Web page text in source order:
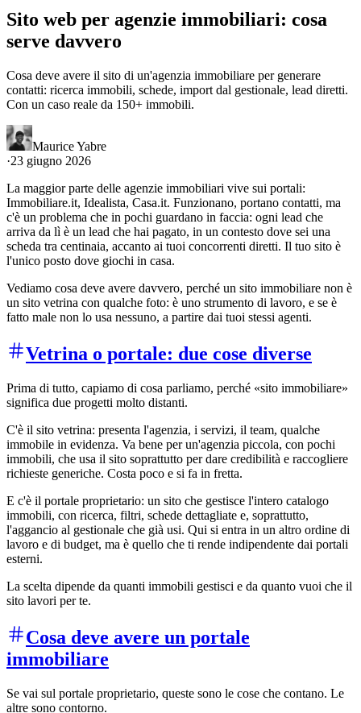
Sito web per agenzie immobiliari: cosa
serve davvero
Cosa deve avere il sito di un'agenzia immobiliare per generare
contatti: ricerca immobili, schede, import dal gestionale, lead diretti.
Con un caso reale da 150+ immobili.
Maurice Yabre
·23 giugno 2026
La maggior parte delle agenzie immobiliari vive sui portali:
Immobiliare.it, Idealista, Casa.it. Funzionano, portano contatti, ma
c'è un problema che in pochi guardano in faccia: ogni lead che
arriva da lì è un lead che hai pagato, in un contesto dove sei una
scheda tra centinaia, accanto ai tuoi concorrenti diretti. Il tuo sito è
l'unico posto dove giochi in casa.
Vediamo cosa deve avere davvero, perché un sito immobiliare non è
un sito vetrina con qualche foto: è uno strumento di lavoro, e se è
fatto male non lo usa nessuno, a partire dai tuoi stessi agenti.
Vetrina o portale: due cose diverse
Prima di tutto, capiamo di cosa parliamo, perché «sito immobiliare»
significa due progetti molto distanti.
C'è il sito vetrina: presenta l'agenzia, i servizi, il team, qualche
immobile in evidenza. Va bene per un'agenzia piccola, con pochi
immobili, che usa il sito soprattutto per dare credibilità e raccogliere
richieste generiche. Costa poco e si fa in fretta.
E c'è il portale proprietario: un sito che gestisce l'intero catalogo
immobili, con ricerca, filtri, schede dettagliate e, soprattutto,
l'aggancio al gestionale che già usi. Qui si entra in un altro ordine di
lavoro e di budget, ma è quello che ti rende indipendente dai portali
esterni.
La scelta dipende da quanti immobili gestisci e da quanto vuoi che il
sito lavori per te.
Cosa deve avere un portale
immobiliare
Se vai sul portale proprietario, queste sono le cose che contano. Le
altre sono contorno.